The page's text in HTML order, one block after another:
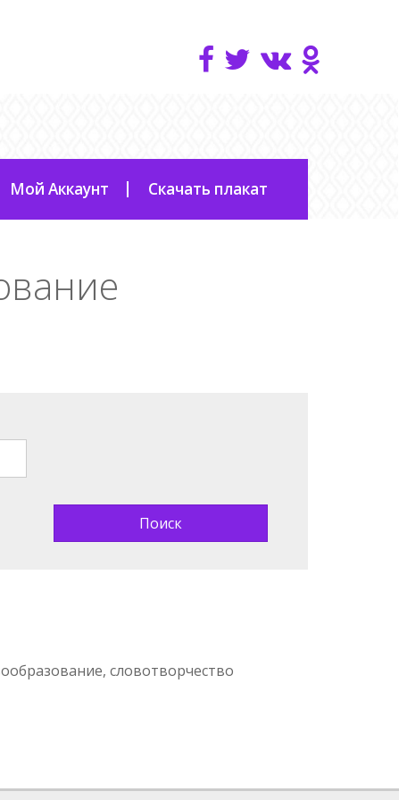
Мой Аккаунт Скачать плакат
словотворчество